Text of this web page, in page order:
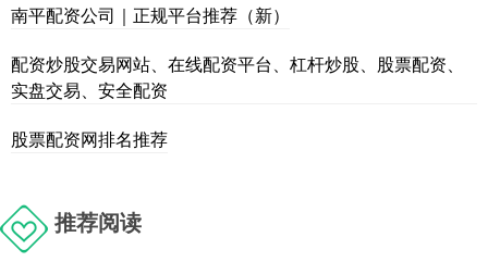
南平配资公司｜正规平台推荐（新）
配资炒股交易网站、在线配资平台、杠杆炒股、股票配资、
实盘交易、安全配资
股票配资网排名推荐
推荐阅读